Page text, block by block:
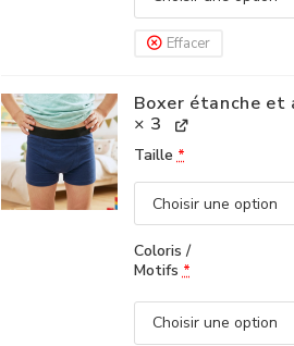
Effacer
Boxer étanche et
× 3
Taille*
Coloris /
Motifs*